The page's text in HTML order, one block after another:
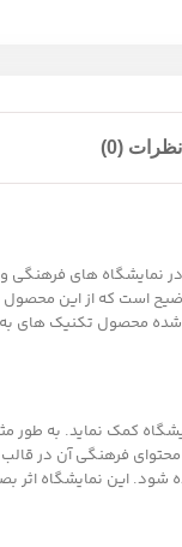
نظرات (0)
نمایشگاه های فرهنگی
است که از این
محصول تکنیک های به
کمک نماید. به طور
فرهنگی آن در
شود. این نمایشگاه اثر